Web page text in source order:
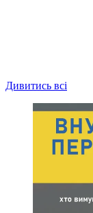
Дивитись всі